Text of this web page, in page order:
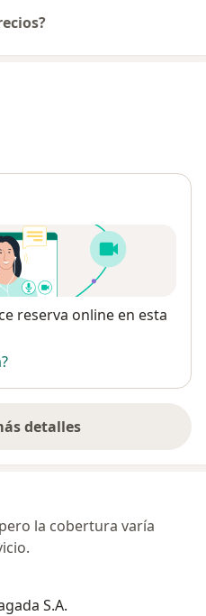
reserva online en esta
detalles
sobre la dirección
la cobertura varía
S.A.